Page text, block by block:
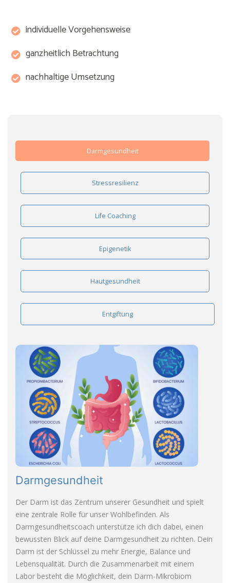
individuelle Vorgehensweise
ganzheitlich Betrachtung
nachhaltige Umsetzung
Darmgesundheit
Stressresilienz
Life Coaching
Epigenetik
Hautgesundheit
Entgiftung
Darmgesundheit
Der Darm ist das Zentrum unserer Gesundheit und spielt
eine zentrale Rolle für unser Wohlbefinden. Als
Darmgesundheitscoach unterstütze ich dich dabei, einen
bewussten Blick auf deine Darmgesundheit zu richten. Dein
Darm ist der Schlüssel zu mehr Energie, Balance und
Lebensqualität. Durch die Zusammenarbeit mit einem
Labor besteht die Möglichkeit, dein Darm-Mikrobiom